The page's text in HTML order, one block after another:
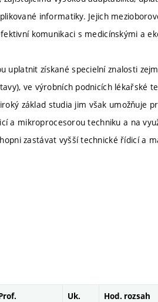
informatiky. Jejich
komunikaci s medicínskými a
uplatnit získané specielní znalosti
ve výrobních podnicích lékařské
základ studia jim však umožňuje
a mikroprocesorou techniku a na
zastávat vyšší technické řídicí a
Uk. Hod. rozsah